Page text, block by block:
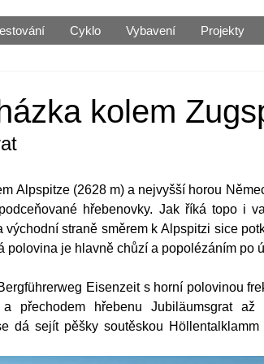
Cyklo Vybavení Projekty
kolem
Alpspitze (2628 m) a nejvyšší horou
hřebenovky. Jak říká topo i
straně směrem k Alpspitzi sice
polovina je hlavně chůzí a popolézáním po
Eisenzeit s horní polovinou
přechodem hřebenu Jubiläumsgrat až
dá sejít pěšky soutěskou